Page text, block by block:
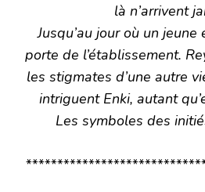
là n’arrivent
Jusqu’au jour où un
porte de l’établissement.
les stigmates d’une autre
intriguent Enki, autant
Les symboles des